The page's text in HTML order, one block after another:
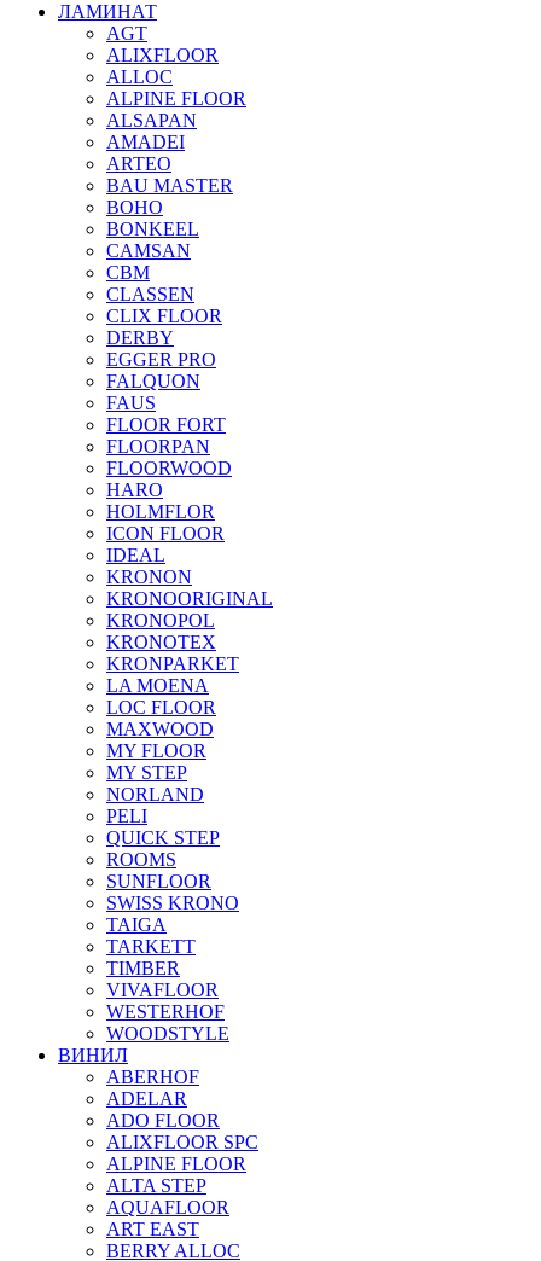
ЛАМИНАТ
AGT
ALIXFLOOR
ALLOC
ALPINE FLOOR
ALSAPAN
AMADEI
ARTEO
BAU MASTER
BOHO
BONKEEL
CAMSAN
CBM
CLASSEN
CLIX FLOOR
DERBY
EGGER PRO
FALQUON
FAUS
FLOOR FORT
FLOORPAN
FLOORWOOD
HARO
HOLMFLOR
ICON FLOOR
IDEAL
KRONON
KRONOORIGINAL
KRONOPOL
KRONOTEX
KRONPARKET
LA MOENA
LOC FLOOR
MAXWOOD
MY FLOOR
MY STEP
NORLAND
PELI
QUICK STEP
ROOMS
SUNFLOOR
SWISS KRONO
TAIGA
TARKETT
TIMBER
VIVAFLOOR
WESTERHOF
WOODSTYLE
ВИНИЛ
ABERHOF
ADELAR
ADO FLOOR
ALIXFLOOR SPC
ALPINE FLOOR
ALTA STEP
AQUAFLOOR
ART EAST
BERRY ALLOC